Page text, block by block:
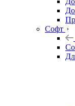
Софт